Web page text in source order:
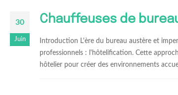
30
Juin
Chauffeuses de
Introduction L'ère du bureau austère et
professionnels : l'hôtelification. Cette
hôtelier pour créer des environnements